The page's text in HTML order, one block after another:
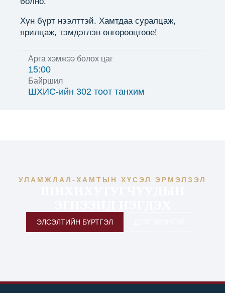
Хүн бүрт нээлттэй. Xамтдаа суралцаж,
ярилцаж, тэмдэглэн өнгөрөөцгөөе!
Арга хэмжээ болох цаг
15:00
Байршил
ШХИС-ийн 302 тоот танхим
УЛАМЖЛАЛ-ХАМТЫН ХҮСЭЛ ЭРМЭЛЗЭЛ
ЭЛСЭЛТИЙН БҮРТГЭЛ